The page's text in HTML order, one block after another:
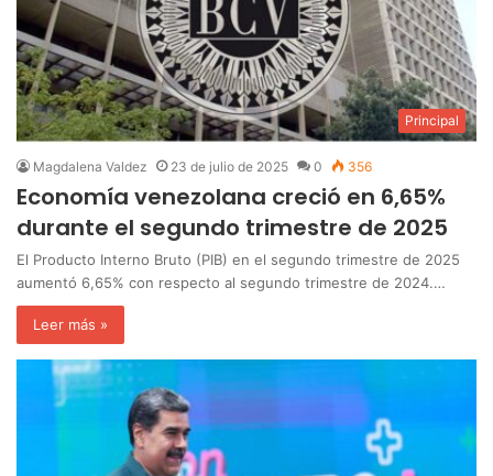
Principal
Magdalena Valdez 23 de julio de 2025 0 356
Economía venezolana creció en 6,65%
durante el segundo trimestre de 2025
El Producto Interno Bruto (PIB) en el segundo trimestre de 2025
aumentó 6,65% con respecto al segundo trimestre de 2024.…
Leer más »